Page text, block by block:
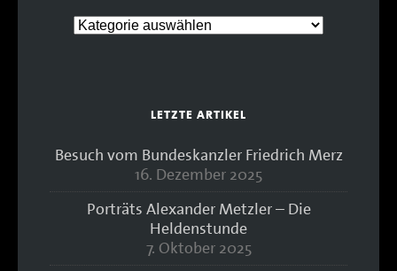
LETZTE ARTIKEL
Besuch vom Bundeskanzler Friedrich Merz
16. Dezember 2025
Porträts Alexander Metzler – Die
Heldenstunde
7. Oktober 2025